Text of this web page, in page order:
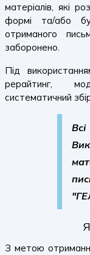
матеріалів, які
формі та/або
отриманого
заборонено.
Під
рерайтинг,
систематичний
З метою